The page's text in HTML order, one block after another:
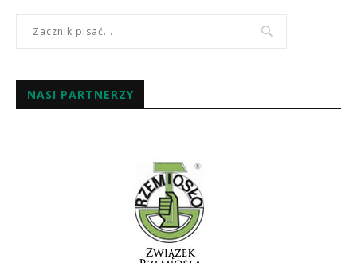
NASI PARTNERZY